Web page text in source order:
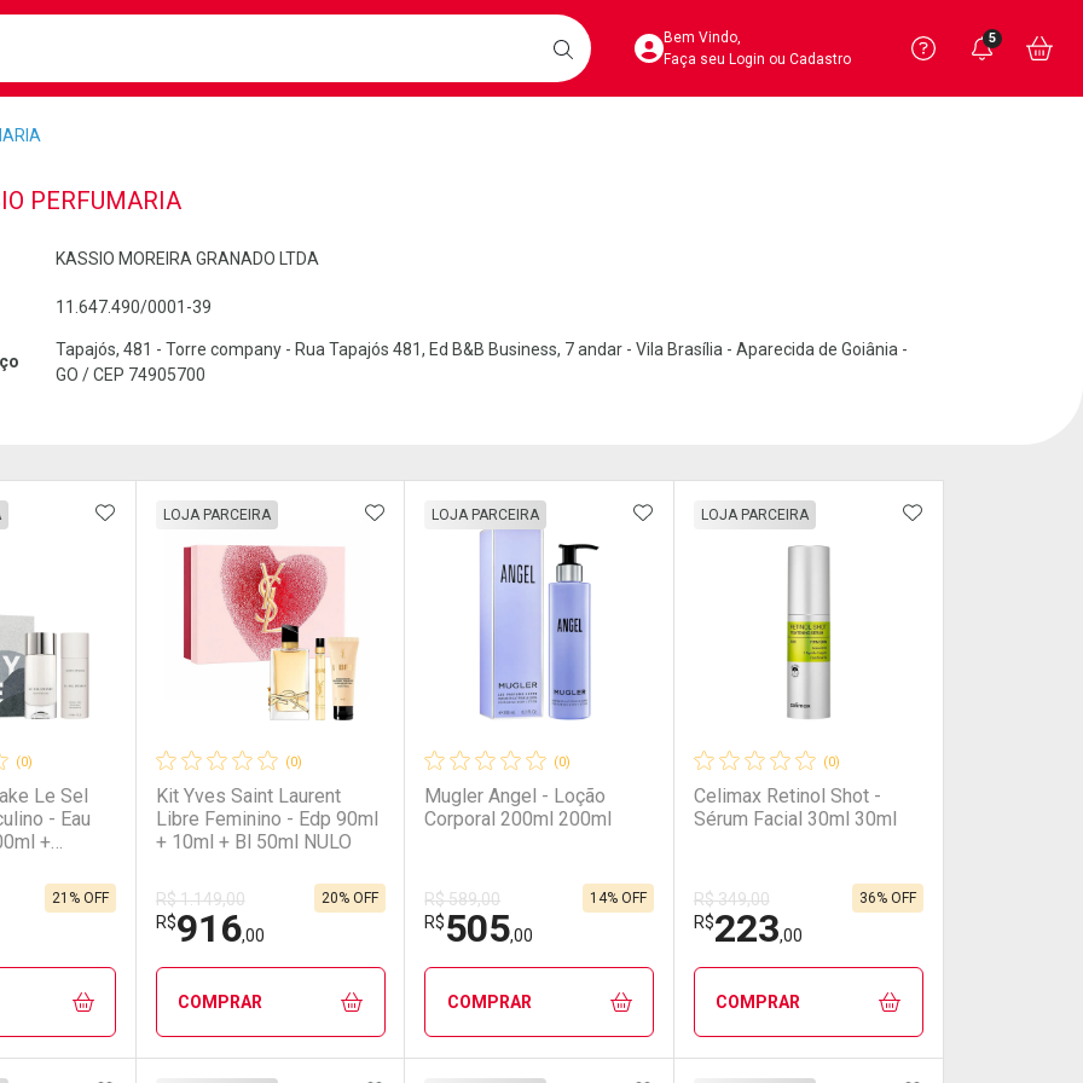
BUSCARAcesse sua Conta
Bem Vindo,
Faça seu Login ou Cadastro
Precisa
Ver Recursos
Você
5
PERFUMARIA
KASSIO MOREIRA GRANADO LTDA
11.647.490/0001-39
Tapajós, 481 - Torre company - Rua Tapajós 481, Ed B&B Business, 7 andar - Vila Brasília - Aparecida de Goiânia -
GO / CEP 74905700
(0)
Le Sel
- Eau
+
21% OFF
ADICIONAR AOS FAVORITOS
(0)
Kit Yves Saint Laurent
Libre Feminino - Edp 90ml
+ 10ml + Bl 50ml NULO
LOJA PARCEIRA
R$ 1.149,00
R$916,00
20% OFF
ADICIONAR AOS FAVORITOS
COMPRAR
(0)
Mugler Angel - Loção
Corporal 200ml 200ml
LOJA PARCEIRA
R$ 589,00
R$505,00
14% OFF
ADICIONAR AOS FAVORITOS
COMPRAR
(0)
Celimax Retinol Shot -
Sérum Facial 30ml 30ml
LOJA PARCEIRA
R$ 349,00
R$223,00
36% OFF
ADICIONAR AOS
COMPRAR